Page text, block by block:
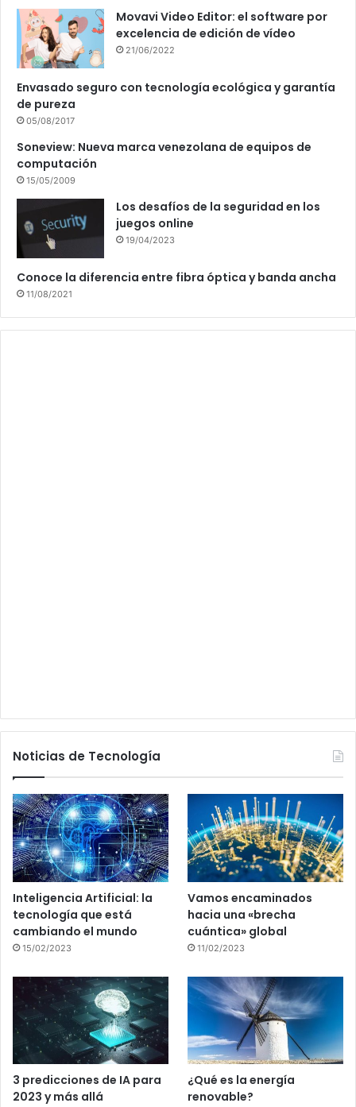
Movavi Video Editor: el software por
excelencia de edición de vídeo
21/06/2022
Envasado seguro con tecnología ecológica y garantía
de pureza
05/08/2017
Soneview: Nueva marca venezolana de equipos de
computación
15/05/2009
Los desafíos de la seguridad en los
juegos online
19/04/2023
Conoce la diferencia entre fibra óptica y banda ancha
11/08/2021
Noticias de Tecnología
Inteligencia Artificial: la
tecnología que está
cambiando el mundo
15/02/2023
Vamos encaminados
hacia una «brecha
cuántica» global
11/02/2023
3 predicciones de IA para
2023 y más allá
¿Qué es la energía
renovable?